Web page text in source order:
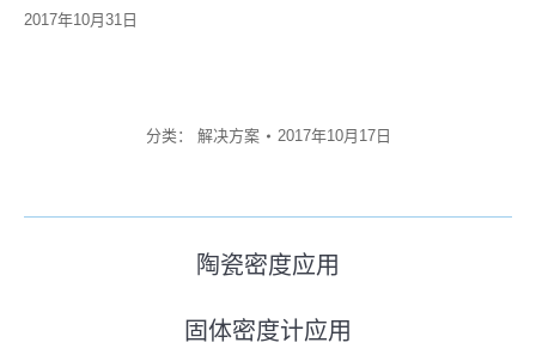
2017年10月31日
分类： 解决方案 2017年10月17日
历
史
的
陶瓷密度应用
未
固体密度计应用